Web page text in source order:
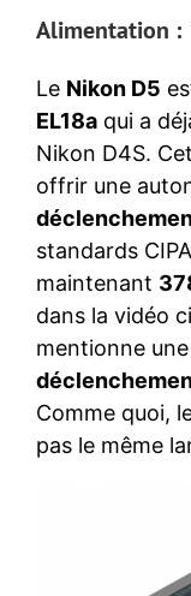
Alimentation :
Le Nikon D5
EL18a qui a
Nikon D4S.
offrir une
standards
maintenant
dans la vidéo
mentionne
Comme quoi,
pas le même